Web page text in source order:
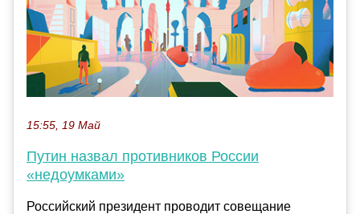
15:55, 19 Май
Путин назвал противников России
«недоумками»
Российский президент проводит совещание